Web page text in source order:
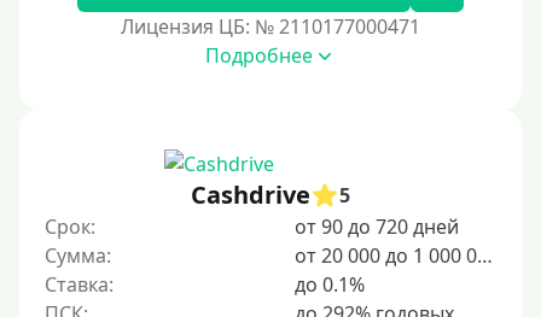
6000 руб
7000 руб
8000 руб
Лицензия ЦБ: № 2110177000471
Подробнее
Cashdrive
5
Срок:
от 90 до 720 дней
Сумма:
от 20 000 до 1 000 000 ₽
Ставка:
до 0.1%